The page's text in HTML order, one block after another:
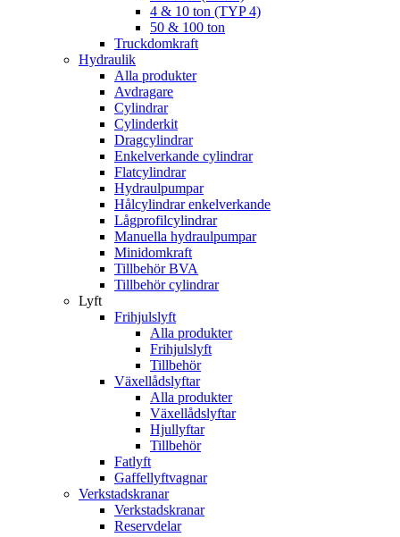
4 & 10 ton (TYP 4)
50 & 100 ton
Truckdomkraft
Hydraulik
Alla produkter
Avdragare
Cylindrar
Cylinderkit
Dragcylindrar
Enkelverkande cylindrar
Flatcylindrar
Hydraulpumpar
Hålcylindrar enkelverkande
Lågprofilcylindrar
Manuella hydraulpumpar
Minidomkraft
Tillbehör BVA
Tillbehör cylindrar
Lyft
Frihjulslyft
Alla produkter
Frihjulslyft
Tillbehör
Växellådslyftar
Alla produkter
Växellådslyftar
Hjullyftar
Tillbehör
Fatlyft
Gaffellyftvagnar
Verkstadskranar
Verkstadskranar
Reservdelar